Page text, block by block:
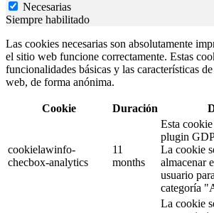
Necesarias
Siempre habilitado
Las cookies necesarias son absolutamente
el sitio web funcione correctamente. Estas
funcionalidades básicas y las características
web, de forma anónima.
Cookie Duración
cookielawinfo-
checbox-analytics
11
months
Esta
plugin
La cookie
almacenar
usuario
categoría
La cookie